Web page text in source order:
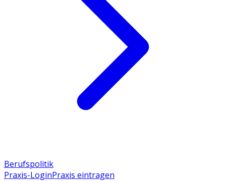
Berufspolitik
Praxis-LoginPraxis eintragen